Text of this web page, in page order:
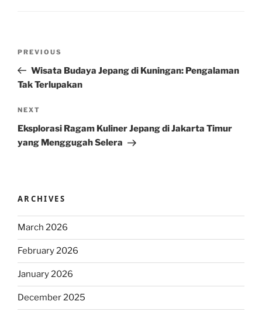
Previous
Post
PREVIOUS
Wisata Budaya Jepang di Kuningan: Pengalaman
Tak Terlupakan
Next
Post
NEXT
Eksplorasi Ragam Kuliner Jepang di Jakarta Timur
yang Menggugah Selera
ARCHIVES
March 2026
February 2026
January 2026
December 2025